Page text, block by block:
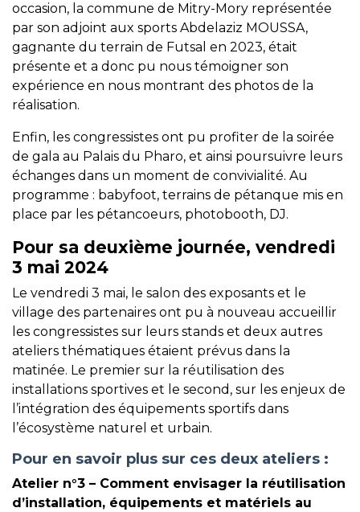
occasion, la commune de Mitry-Mory représentée
par son adjoint aux sports Abdelaziz MOUSSA,
gagnante du terrain de Futsal en 2023, était
présente et a donc pu nous témoigner son
expérience en nous montrant des photos de la
réalisation.
Enfin, les congressistes ont pu profiter de la soirée
de gala au Palais du Pharo, et ainsi poursuivre leurs
échanges dans un moment de convivialité. Au
programme : babyfoot, terrains de pétanque mis en
place par les pétancoeurs, photobooth, DJ.
Pour sa deuxième journée, vendredi
3 mai 2024
Le vendredi 3 mai, le salon des exposants et le
village des partenaires ont pu à nouveau accueillir
les congressistes sur leurs stands et deux autres
ateliers thématiques étaient prévus dans la
matinée. Le premier sur la réutilisation des
installations sportives et le second, sur les enjeux de
l’intégration des équipements sportifs dans
l’écosystème naturel et urbain.
Pour en savoir plus sur ces deux ateliers :
Atelier n°3 – Comment envisager la réutilisation
d’installation, équipements et matériels au